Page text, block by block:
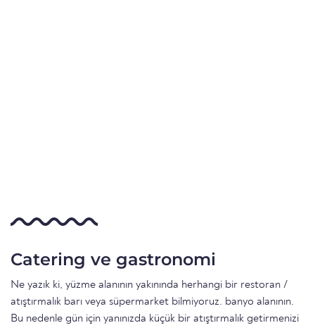
Catering ve gastronomi
Ne yazık ki, yüzme alanının yakınında herhangi bir restoran /
atıştırmalık barı veya süpermarket bilmiyoruz. banyo alanının.
Bu nedenle gün için yanınızda küçük bir atıştırmalık getirmenizi